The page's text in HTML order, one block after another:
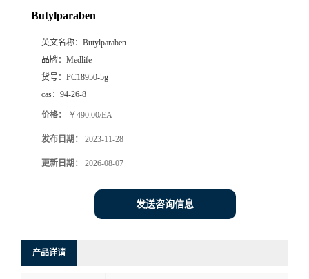
Butylparaben
英文名称： Butylparaben
品牌： Medlife
货号： PC18950-5g
cas： 94-26-8
价格： ￥490.00/EA
发布日期： 2023-11-28
更新日期： 2026-08-07
发送咨询信息
产品详请